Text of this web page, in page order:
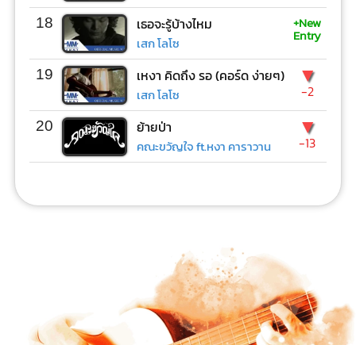
18 เธอจะรู้บ้างไหม
เสก โลโซ
+New
Entry
19 เหงา คิดถึง รอ (คอร์ด ง่ายๆ)
เสก โลโซ
▼
-2
20 ย้ายป่า
คณะขวัญใจ ft.หงา คาราวาน
▼
-13